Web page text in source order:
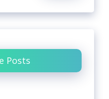
Posts